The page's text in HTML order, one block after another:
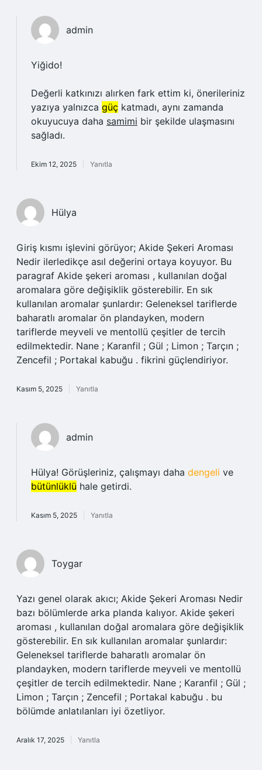
admin
Yiğido!
Değerli katkınızı alırken fark ettim ki, önerileriniz
yazıya yalnızca güç katmadı, aynı zamanda
okuyucuya daha samimi bir şekilde ulaşmasını
sağladı.
Ekim 12, 2025 Yanıtla
Hülya
Giriş kısmı işlevini görüyor; Akide Şekeri Aroması
Nedir ilerledikçe asıl değerini ortaya koyuyor. Bu
paragraf Akide şekeri aroması , kullanılan doğal
aromalara göre değişiklik gösterebilir. En sık
kullanılan aromalar şunlardır: Geleneksel tariflerde
baharatlı aromalar ön plandayken, modern
tariflerde meyveli ve mentollü çeşitler de tercih
edilmektedir. Nane ; Karanfil ; Gül ; Limon ; Tarçın ;
Zencefil ; Portakal kabuğu . fikrini güçlendiriyor.
Kasım 5, 2025 Yanıtla
admin
Hülya! Görüşleriniz, çalışmayı daha dengeli ve
bütünlüklü hale getirdi.
Kasım 5, 2025 Yanıtla
Toygar
Yazı genel olarak akıcı; Akide Şekeri Aroması Nedir
bazı bölümlerde arka planda kalıyor. Akide şekeri
aroması , kullanılan doğal aromalara göre değişiklik
gösterebilir. En sık kullanılan aromalar şunlardır:
Geleneksel tariflerde baharatlı aromalar ön
plandayken, modern tariflerde meyveli ve mentollü
çeşitler de tercih edilmektedir. Nane ; Karanfil ; Gül ;
Limon ; Tarçın ; Zencefil ; Portakal kabuğu . bu
bölümde anlatılanları iyi özetliyor.
Aralık 17, 2025 Yanıtla